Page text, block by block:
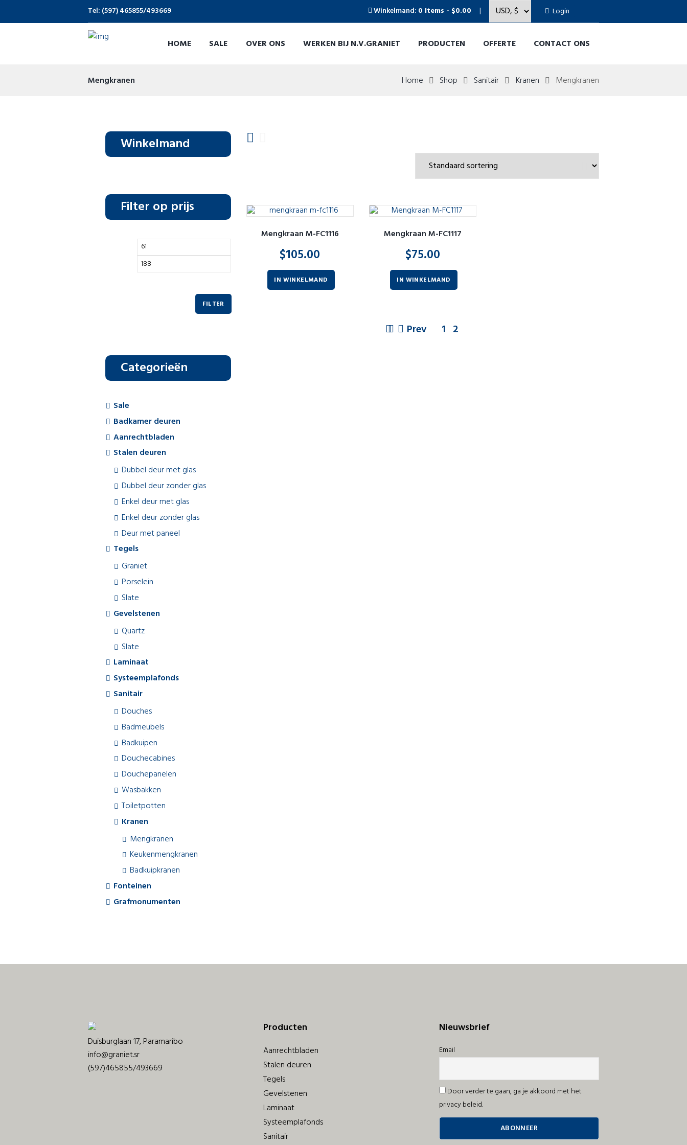
Tel: (597) 465855/493669 Winkelmand: 0 Items - $0.00 Login
HOME SALE OVER ONS WERKEN BIJ N.V.GRANIET PRODUCTEN OFFERTE CONTACT ONS
Mengkranen Home Shop Sanitair Kranen Mengkranen
Mengkraan M-FC1116
$105.00
IN WINKELMAND
Mengkraan M-FC1117
$75.00
IN WINKELMAND
Prev 1 2
Winkelmand
Filter op prijs
FILTER
Categorieën
Sale
Badkamer deuren
Aanrechtbladen
Stalen deuren
Dubbel deur met glas
Dubbel deur zonder glas
Enkel deur met glas
Enkel deur zonder glas
Deur met paneel
Tegels
Graniet
Porselein
Slate
Gevelstenen
Quartz
Slate
Laminaat
Systeemplafonds
Sanitair
Douches
Badmeubels
Badkuipen
Douchecabines
Douchepanelen
Wasbakken
Toiletpotten
Kranen
Mengkranen
Keukenmengkranen
Badkuipkranen
Fonteinen
Grafmonumenten
Duisburglaan 17, Paramaribo
info@graniet.sr
(597)465855/493669
Producten
Aanrechtbladen
Stalen deuren
Tegels
Gevelstenen
Laminaat
Systeemplafonds
Sanitair
Nieuwsbrief
Email
Door verder te gaan, ga je akkoord met het
privacy beleid.